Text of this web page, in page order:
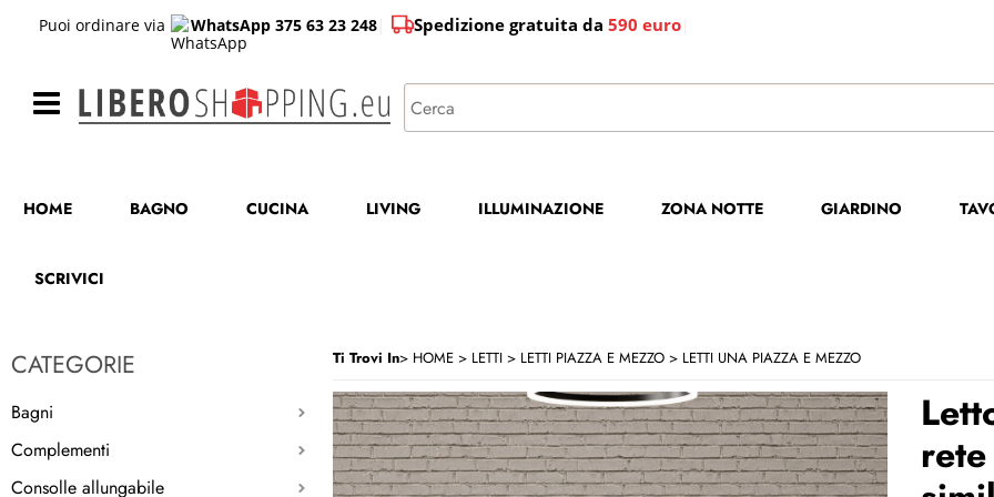
Puoi ordinare via WhatsApp 375 63 23 248 Spedizione gratuita da 590 euro
il
HOME BAGNO CUCINA LIVING ILLUMINAZIONE ZONA NOTTE GIARDINO
SCRIVICI
CATEGORIE
Bagni
Complementi
Consolle allungabile
Ti Trovi In HOME LETTI LETTI PIAZZA E MEZZO LETTI UNA PIAZZA E MEZZO